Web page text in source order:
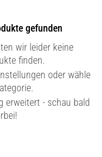
gefunden
wir leider keine
finden.
oder wähle
erweitert - schau bald